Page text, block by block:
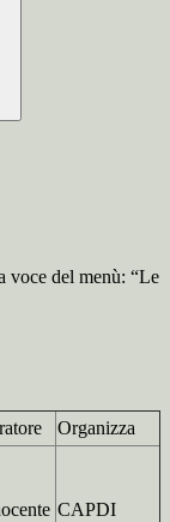
voce del menù: “Le
Organizza
CAPDI